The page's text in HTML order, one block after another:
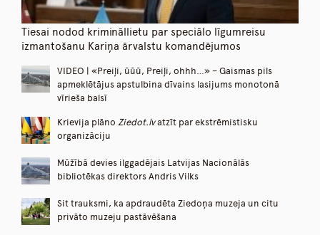
Tiesai nodod krimināllietu par speciālo līgumreisu
izmantošanu Kariņa ārvalstu komandējumos
VIDEO | «Preiļi, ūūū, Preiļi, ohhh…» – Gaismas pils
apmeklētājus apstulbina dīvains lasijums monotonā
vīrieša balsī
Krievija plāno Ziedot.lvatzīt par ekstrēmistisku
organizāciju
Mūžībā devies ilggadējais Latvijas Nacionālās
bibliotēkas direktors Andris Vilks
Sit trauksmi, ka apdraudēta Ziedoņa muzeja un citu
privāto muzeju pastāvēšana